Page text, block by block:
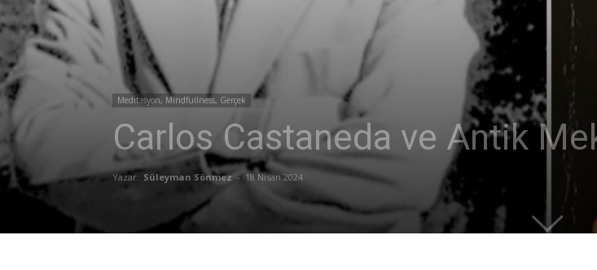
Meditasyon, Mindfullness, Gerçek
Carlos Castaneda ve Antik
Yazar: Süleyman Sönmez - 18 Nisan 2024